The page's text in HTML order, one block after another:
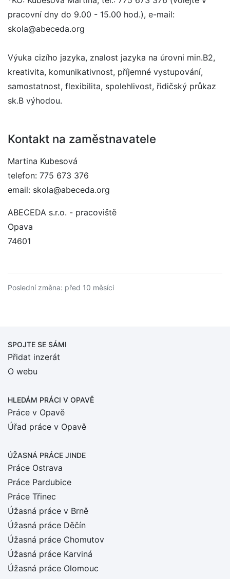
pracovní dny do 9.00 - 15.00 hod.), e-mail:
skola@abeceda.org
Výuka cizího jazyka, znalost jazyka na úrovni min.B2,
kreativita, komunikativnost, příjemné vystupování,
samostatnost, flexibilita, spolehlivost, řidičský průkaz
sk.B výhodou.
Kontakt na zaměstnavatele
Martina Kubesová
telefon: 775 673 376
email: skola@abeceda.org
ABECEDA s.r.o. - pracoviště
Opava
74601
Poslední změna: před 10 měsíci
SPOJTE SE SÁMI
Přidat inzerát
O webu
HLEDÁM PRÁCI V OPAVĚ
Práce v Opavě
Úřad práce v Opavě
ÚŽASNÁ PRÁCE JINDE
Práce Ostrava
Práce Pardubice
Práce Třinec
Úžasná práce v Brně
Úžasná práce Děčín
Úžasná práce Chomutov
Úžasná práce Karviná
Úžasná práce Olomouc